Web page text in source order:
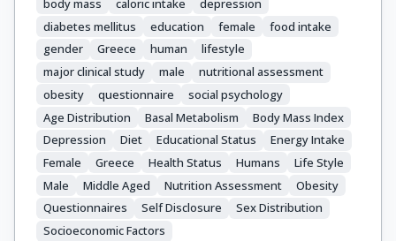
body mass
caloric intake
depression
diabetes mellitus
education female
food intake
gender
Greece human
lifestyle
major clinical study
male
nutritional assessment
obesity
questionnaire
social psychology
Age Distribution
Basal Metabolism
Body Mass Index
Depression
Diet Educational Status
Energy Intake
Female
Greece Health Status Humans
Life Style
Male
Middle Aged Nutrition Assessment
Obesity
Questionnaires
Self Disclosure
Sex Distribution
Socioeconomic Factors